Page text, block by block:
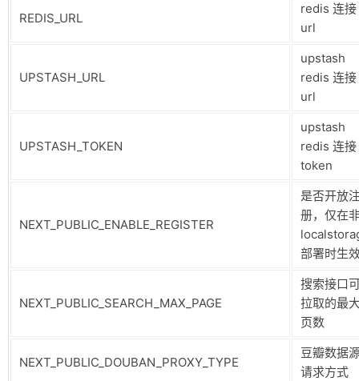
REDIS_URL
redis 连接
url
UPSTASH_URL
upstash
redis 连接
url
UPSTASH_TOKEN
upstash
redis 连接
token
NEXT_PUBLIC_ENABLE_REGISTER
是否开放
册，仅在
部署时生
NEXT_PUBLIC_SEARCH_MAX_PAGE
搜索接口
拉取的最
页数
NEXT_PUBLIC_DOUBAN_PROXY_TYPE
豆瓣数据
请求方式